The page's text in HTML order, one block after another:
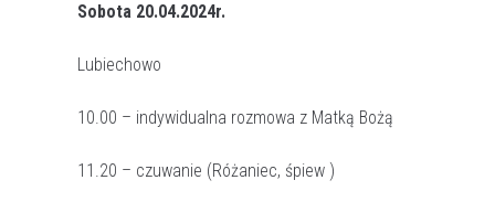
Sobota 20.04.2024r.
Lubiechowo
10.00 – indywidualna rozmowa z Matką Bożą
11.20 – czuwanie (Różaniec, śpiew )